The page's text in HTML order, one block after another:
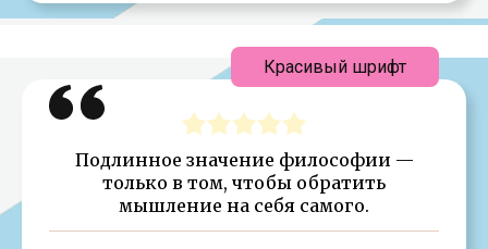
Подлинное значение философии —
только в том, чтобы обратить
мышление на себя самого.
Красивый шрифт